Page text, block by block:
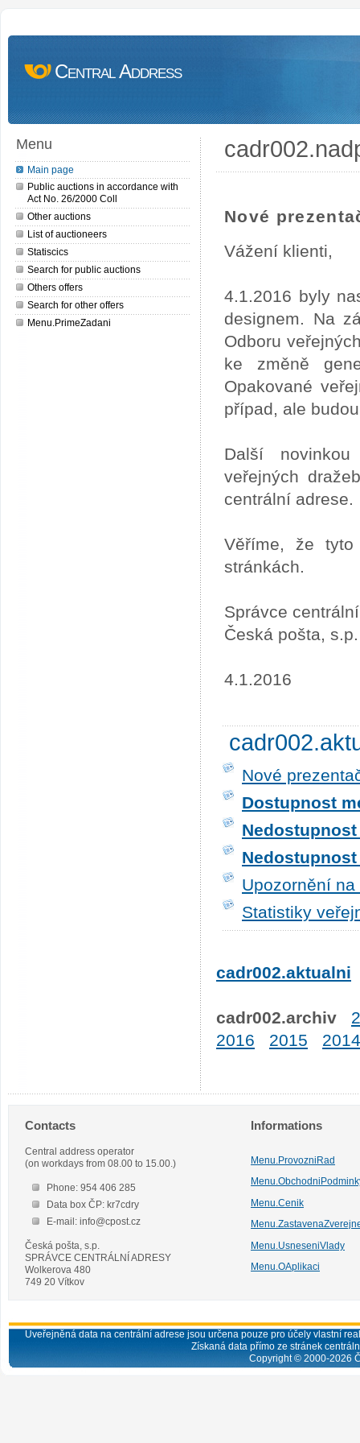
Central Address
Menu
Main page
Public auctions in accordance with
Act No. 26/2000 Coll
Other auctions
List of auctioneers
Statiscics
Search for public auctions
Others offers
Search for other offers
Menu.PrimeZadani
Nové
Vážení klienti,
4.1.2016 byly
designem. Na
Odboru
ke změně
Opakované
případ, ale
Další
veřejných
centrální adrese.
Věříme, že
stránkách.
Správce
Česká pošta, s.p.
4.1.2016
Nové
Dostupnost
Upozornění
Statistiky
cadr002.aktualni
cadr002.archiv
2016
2015 2014
Contacts
Central address operator
(on workdays from 08.00 to 15.00.)
Phone: 954 406 285
Data box ČP: kr7cdry
E-mail: info@cpost.cz
Česká pošta, s.p.
SPRÁVCE CENTRÁLNÍ ADRESY
Wolkerova 480
749 20 Vítkov
Informations
Menu.ProvozniRad
Menu.Cenik
Menu.UsneseniVlady
Menu.OAplikaci
Uveřejněná data na centrální adrese jsou určena pouze pro účely vlastní
Získaná data přímo ze stránek
Copyright © 2000-2026